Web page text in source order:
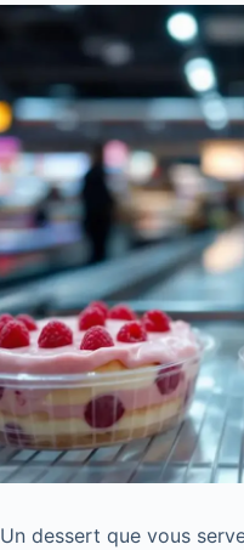
Un dessert que vous